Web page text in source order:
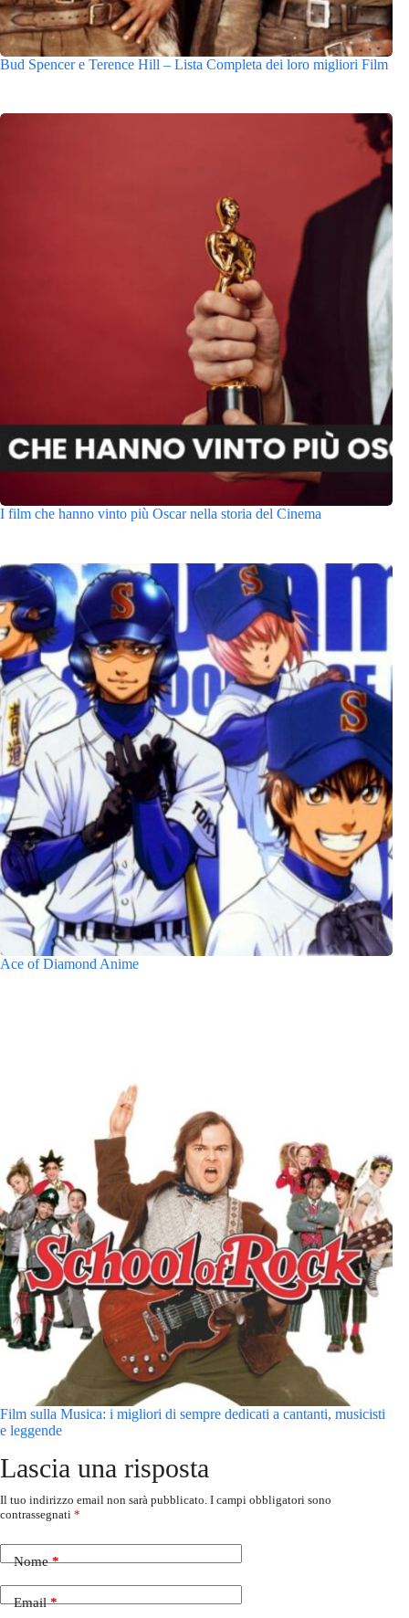
Bud Spencer e Terence Hill – Lista Completa dei loro migliori Film
I film che hanno vinto più Oscar nella storia del Cinema
Ace of Diamond Anime
Film sulla Musica: i migliori di sempre dedicati a cantanti, musicisti
e leggende
Lascia una risposta
Il tuo indirizzo email non sarà pubblicato. I campi obbligatori sono
contrassegnati *
Nome*
Email*